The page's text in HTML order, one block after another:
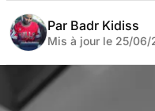
Par Badr Kidiss
Mis à jour le 25/06/